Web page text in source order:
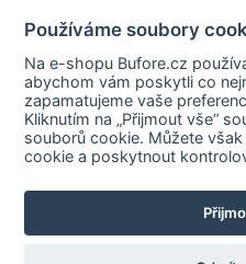
Důležité odkazy
Používáme soubory
Na e-shopu Bufore.cz
abychom vám poskytli co
zapamatujeme vaše
Kliknutím na „Přijmout vše“
souborů cookie. Můžete
cookie a poskytnout